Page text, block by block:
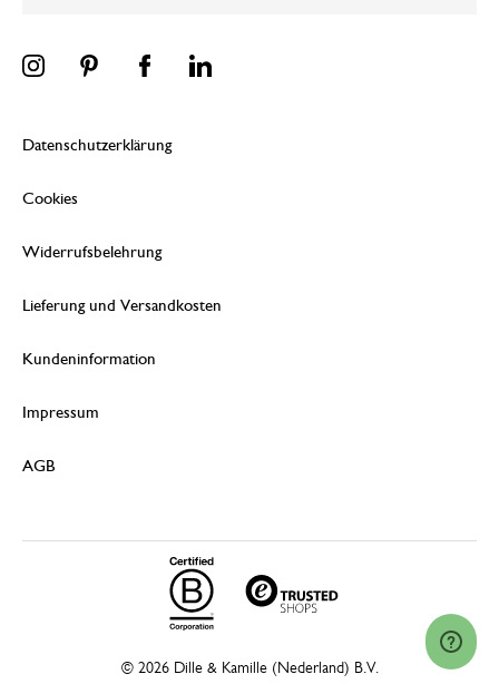
Datenschutzerklärung
Cookies
Widerrufsbelehrung
Lieferung und Versandkosten
Kundeninformation
Impressum
AGB
© 2026 Dille & Kamille (Nederland) B.V.